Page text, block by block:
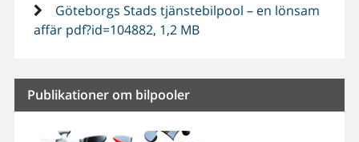
Göteborgs Stads tjänstebilpool – en lönsam
affär pdf?id=104882, 1,2 MB
Publikationer om bilpooler